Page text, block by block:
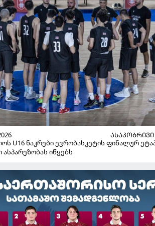
U16 ნაკრები ევრობასკეტის ფინალურ
ასპარეზობას იწყებს